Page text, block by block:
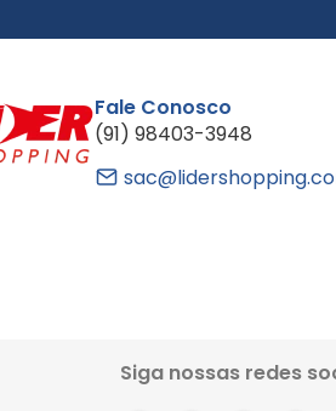
Fale Conosco
(91) 98403-3948
Siga nossas redes